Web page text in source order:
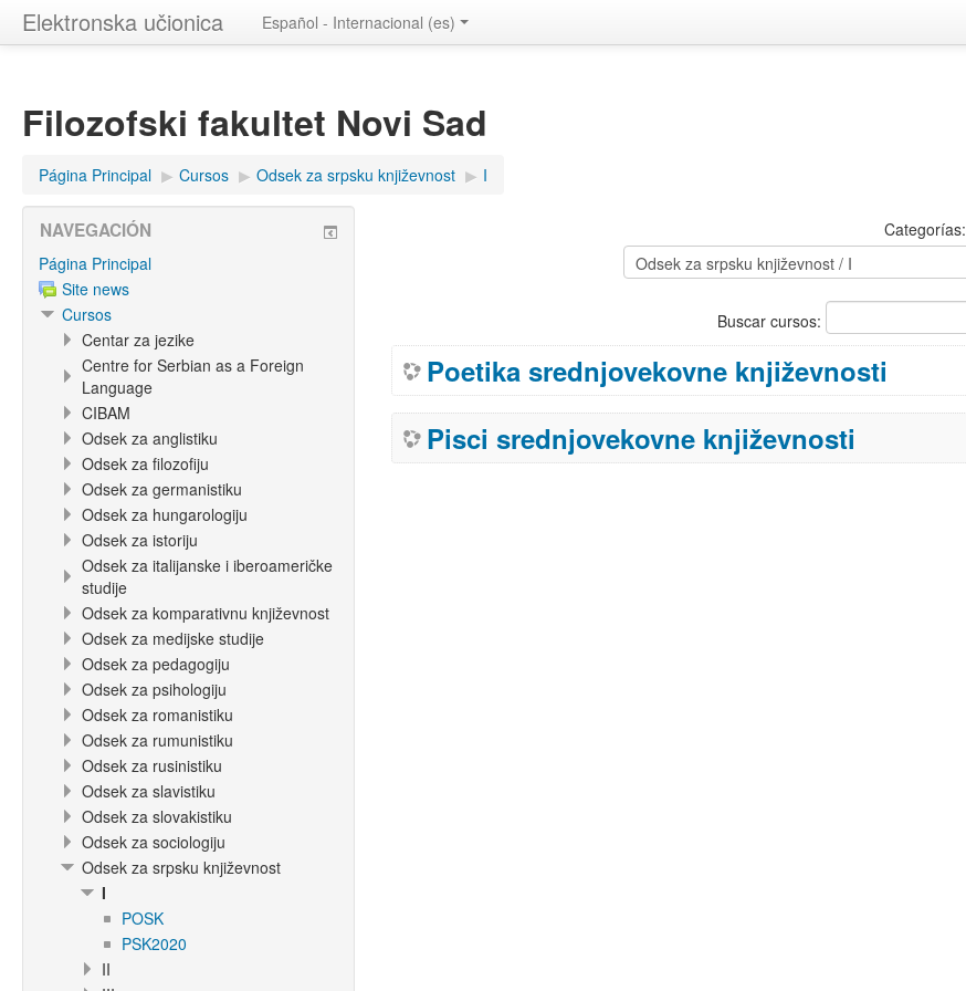
Elektronska učionica Español - Internacional ‎(es)‎
Filozofski fakultet Novi Sad
Página Principal ▶︎ Cursos ▶︎ Odsek za srpsku književnost ▶︎ I
Categorías:
Buscar cursos:
Poetika srednjovekovne književnosti
Pisci srednjovekovne književnosti
NAVEGACIÓN
Página Principal
Site news
Cursos
Centar za jezike
Centre for Serbian as a Foreign
Language
CIBAM
Odsek za anglistiku
Odsek za filozofiju
Odsek za germanistiku
Odsek za hungarologiju
Odsek za istoriju
Odsek za italijanske i iberoameričke
studije
Odsek za komparativnu književnost
Odsek za medijske studije
Odsek za pedagogiju
Odsek za psihologiju
Odsek za romanistiku
Odsek za rumunistiku
Odsek za rusinistiku
Odsek za slavistiku
Odsek za slovakistiku
Odsek za sociologiju
Odsek za srpsku književnost
I
POSK
PSK2020
II